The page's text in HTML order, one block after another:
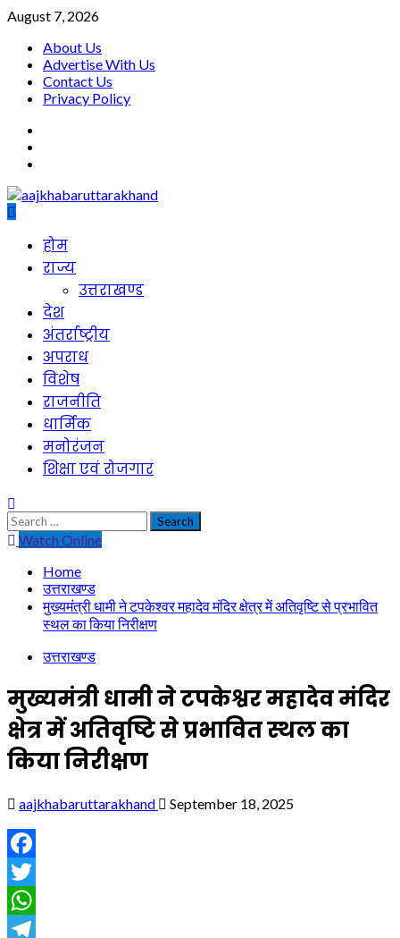
Skip
content
August 7, 2026
About Us
Advertise With Us
Contact Us
Privacy Policy
Primaryहोम
राज्य
उत्तराखण्ड
देश
अंतर्राष्ट्रीय
अपराध
विशेष
राजनीति
धार्मिक
मनोरंजन
शिक्षा एवं रोजगार
Search
for:Watch Online
Home
उत्तराखण्ड
मुख्यमंत्री धामी ने टपकेश्वर महादेव मंदिर क्षेत्र में अतिवृष्टि से प्रभावित
स्थल का किया निरीक्षण
उत्तराखण्ड
मुख्यमंत्री धामी ने टपकेश्वर महादेव मंदिर
क्षेत्र में अतिवृष्टि से प्रभावित स्थल का
किया निरीक्षण
aajkhabaruttarakhand September 18, 2025
Facebook
Twitter
WhatsApp